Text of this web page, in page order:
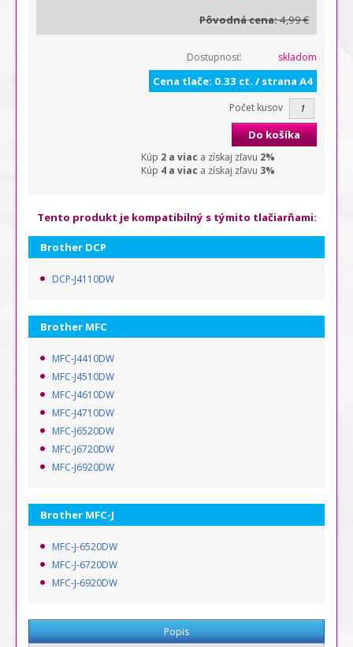
Pôvodná cena:4,99 €
Dostupnosť: skladom
Cena tlače: 0.33 ct. / strana A4
Počet kusov
Do košíka
Kúp 2 a viac a získaj zľavu 2%
Kúp 4 a viac a získaj zľavu 3%
Tento produkt je kompatibilný s týmito tlačiarňami:
Brother DCP
DCP-J4110DW
Brother MFC
MFC-J4410DW
MFC-J4510DW
MFC-J4610DW
MFC-J4710DW
MFC-J6520DW
MFC-J6720DW
MFC-J6920DW
Brother MFC-J
MFC-J-6520DW
MFC-J-6720DW
MFC-J-6920DW
Popis